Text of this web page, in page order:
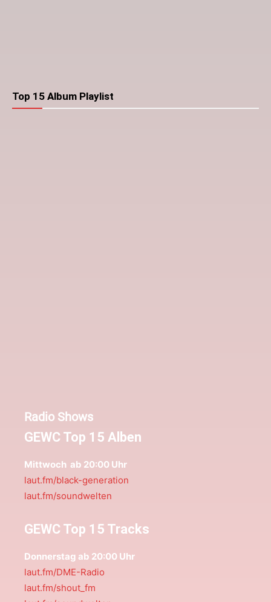
Top 15 Album Playlist
Radio Shows
GEWC Top 15 Alben
Mittwoch ab 20:00 Uhr
laut.fm/black-generation
laut.fm/soundwelten
GEWC Top 15 Tracks
Donnerstag ab 20:00 Uhr
laut.fm/DME-Radio
laut.fm/shout_fm